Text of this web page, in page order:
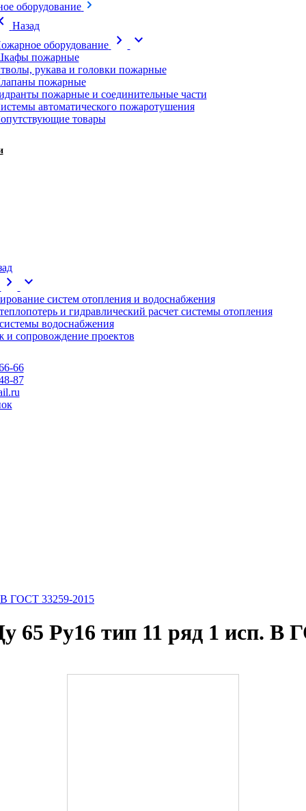
оборудование
Назад
оборудование
chevron_right expand_more
пожарные
рукава и головки пожарные
пожарные
пожарные и соединительные части
автоматического пожаротушения
товары
chevron_right expand_more
систем отопления и водоснабжения
и гидравлический расчет системы отопления
водоснабжения
и сопровождение проектов
66
87
B ГОСТ 33259-2015
65 Ру16 тип 11 ряд 1 исп. B